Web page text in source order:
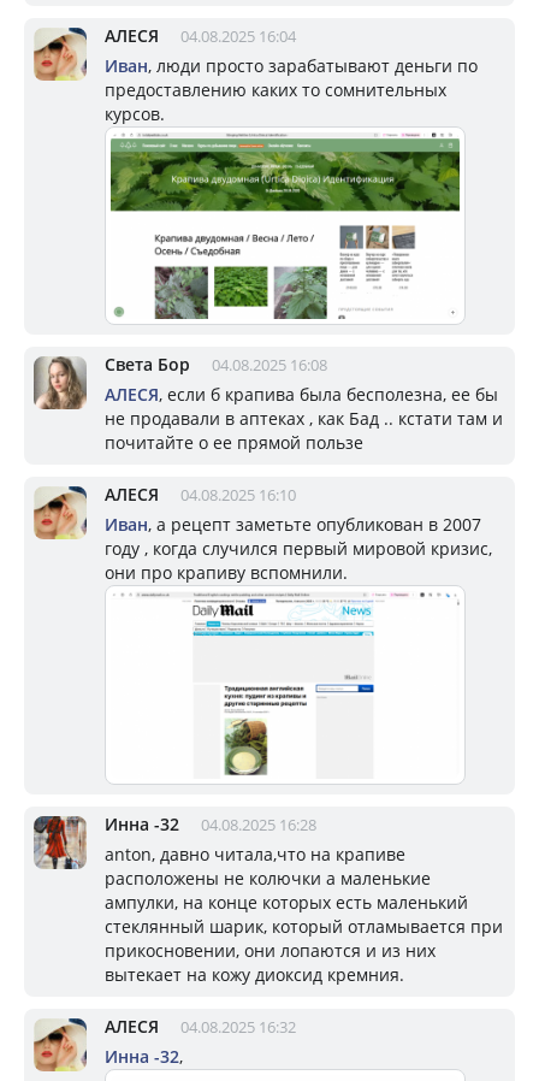
АЛЕСЯ 04.08.2025 16:04
Иван, люди просто зарабатывают деньги по
предоставлению каких то сомнительных
курсов.
Света Бор 04.08.2025 16:08
АЛЕСЯ, если б крапива была бесполезна, ее бы
не продавали в аптеках , как Бад .. кстати там и
почитайте о ее прямой пользе
АЛЕСЯ 04.08.2025 16:10
Иван, а рецепт заметьте опубликован в 2007
году , когда случился первый мировой кризис,
они про крапиву вспомнили.
Инна -32 04.08.2025 16:28
anton, давно читала,что на крапиве
расположены не колючки а маленькие
ампулки, на конце которых есть маленький
стеклянный шарик, который отламывается при
прикосновении, они лопаются и из них
вытекает на кожу диоксид кремния.
АЛЕСЯ 04.08.2025 16:32
Инна -32,